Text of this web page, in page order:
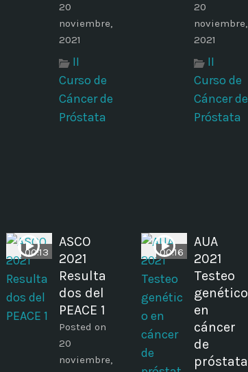
20
noviembre,
2021
II
Curso de
Cáncer de
Próstata
20
noviembre,
2021
II
Curso de
Cáncer de
Próstata
00:13
ASCO
2021
Resulta
dos del
PEACE 1
Posted on
20
noviembre,
00:16
AUA
2021
Testeo
genético
en
cáncer
de
próstata